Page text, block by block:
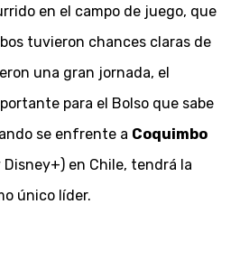
en el campo de juego, que
tuvieron chances claras de
una gran jornada, el
para el Bolso que sabe
se enfrente a Coquimbo
Disney+) en Chile, tendrá la
único líder.